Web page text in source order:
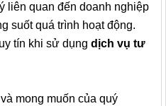
liên quan đến doanh nghiệp
suốt quá trình hoạt động.
tín khi sử dụng dịch vụ tư
mong muốn của quý